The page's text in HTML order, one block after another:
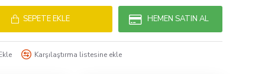
SEPETE EKLE HEMEN SATIN AL
Karşılaştırma listesine ekle